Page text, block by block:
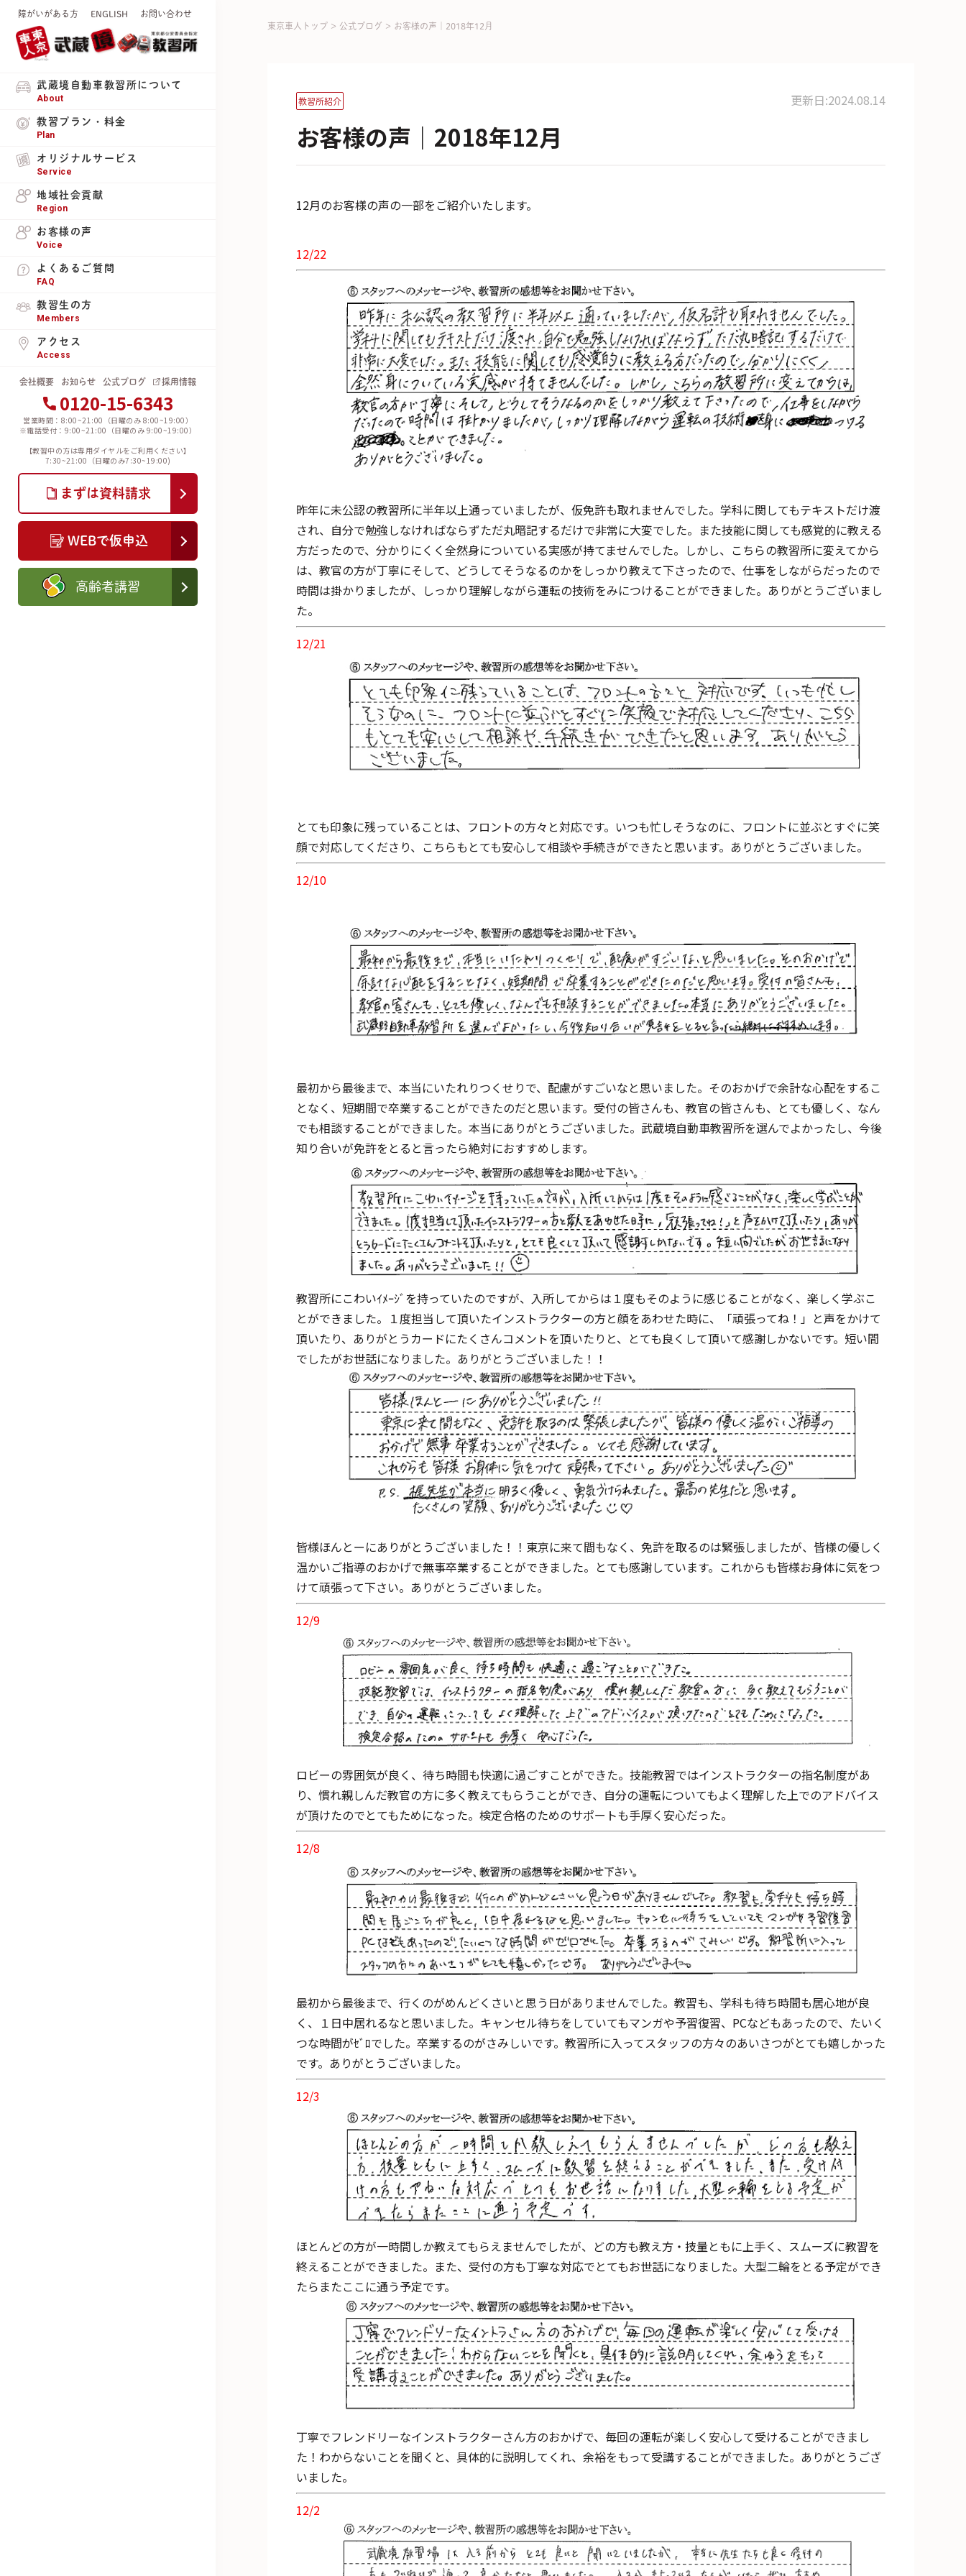
障がいがある方 ENGLISH お問い合わせ
武蔵境自動車教習所について
About
教習プラン・料金
Plan
オリジナルサービス
Service
地域社会貢献
Region
お客様の声
Voice
よくあるご質問
FAQ
教習生の方
Members
アクセス
Access
会社概要 お知らせ 公式ブログ 採用情報
0120-15-6343
営業時間：8:00~21:00（日曜のみ 8:00~19:00）
※電話受付：9:00~21:00（日曜のみ 9:00~19:00）
【教習中の方は専用ダイヤルをご利用ください】
7:30~21:00（日曜のみ7:30~19:00)
まずは資料請求
WEBで仮申込
高齢者講習
東京車人トップ > 公式ブログ > お客様の声｜2018年12月
教習所紹介 更新日:2024.08.14
お客様の声｜2018年12月
12月のお客様の声の一部をご紹介いたします。
12/22
昨年に未公認の教習所に半年以上通っていましたが、仮免許も取れませんでした。学科に関してもテキストだけ渡
され、自分で勉強しなければならずただ丸暗記するだけで非常に大変でした。また技能に関しても感覚的に教える
方だったので、分かりにくく全然身についている実感が持てませんでした。しかし、こちらの教習所に変えてから
は、教官の方が丁寧にそして、どうしてそうなるのかをしっかり教えて下さったので、仕事をしながらだったので
時間は掛かりましたが、しっかり理解しながら運転の技術をみにつけることができました。ありがとうございまし
た。
12/21
とても印象に残っていることは、フロントの方々と対応です。いつも忙しそうなのに、フロントに並ぶとすぐに笑
顔で対応してくださり、こちらもとても安心して相談や手続きができたと思います。ありがとうございました。
12/10
最初から最後まで、本当にいたれりつくせりで、配慮がすごいなと思いました。そのおかげで余計な心配をするこ
となく、短期間で卒業することができたのだと思います。受付の皆さんも、教官の皆さんも、とても優しく、なん
でも相談することができました。本当にありがとうございました。武蔵境自動車教習所を選んでよかったし、今後
知り合いが免許をとると言ったら絶対におすすめします。
教習所にこわいｲﾒｰｼﾞを持っていたのですが、入所してからは１度もそのように感じることがなく、楽しく学ぶこ
とができました。１度担当して頂いたインストラクターの方と顔をあわせた時に、「頑張ってね！」と声をかけて
頂いたり、ありがとうカードにたくさんコメントを頂いたりと、とても良くして頂いて感謝しかないです。短い間
でしたがお世話になりました。ありがとうございました！！
皆様ほんとーにありがとうございました！！東京に来て間もなく、免許を取るのは緊張しましたが、皆様の優しく
温かいご指導のおかげで無事卒業することができました。とても感謝しています。これからも皆様お身体に気をつ
けて頑張って下さい。ありがとうございました。
12/9
ロビーの雰囲気が良く、待ち時間も快適に過ごすことができた。技能教習ではインストラクターの指名制度があ
り、慣れ親しんだ教官の方に多く教えてもらうことができ、自分の運転についてもよく理解した上でのアドバイス
が頂けたのでとてもためになった。検定合格のためのサポートも手厚く安心だった。
12/8
最初から最後まで、行くのがめんどくさいと思う日がありませんでした。教習も、学科も待ち時間も居心地が良
く、１日中居れるなと思いました。キャンセル待ちをしていてもマンガや予習復習、PCなどもあったので、たいく
つな時間がｾﾞﾛでした。卒業するのがさみしいです。教習所に入ってスタッフの方々のあいさつがとても嬉しかった
です。ありがとうございました。
12/3
ほとんどの方が一時間しか教えてもらえませんでしたが、どの方も教え方・技量ともに上手く、スムーズに教習を
終えることができました。また、受付の方も丁寧な対応でとてもお世話になりました。大型二輪をとる予定ができ
たらまたここに通う予定です。
丁寧でフレンドリーなインストラクターさん方のおかげで、毎回の運転が楽しく安心して受けることができまし
た！わからないことを聞くと、具体的に説明してくれ、余裕をもって受講することができました。ありがとうござ
いました。
12/2